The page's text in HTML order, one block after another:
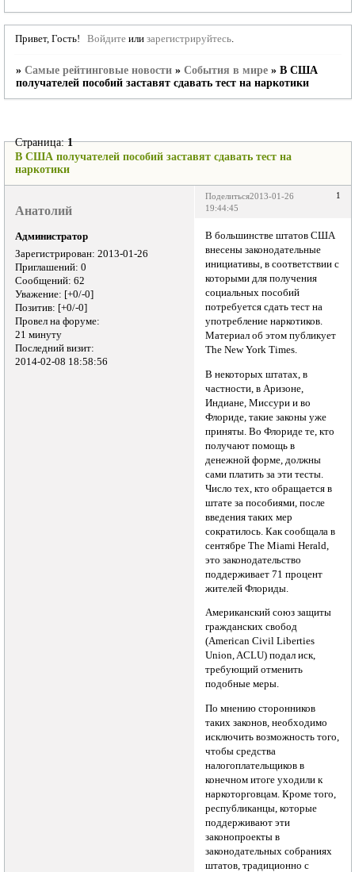
Привет, Гость! Войдитеили зарегистрируйтесь.
» Самые рейтинговые новости » События в мире » В США
получателей пособий заставят сдавать тест на наркотики
В США получателей пособий заставят сдавать тест на
наркотики
Страница:1
Поделиться 1
2013-01-26
19:44:45
Анатолий
Администратор
Зарегистрирован: 2013-01-26
Приглашений: 0
Сообщений: 62
Уважение: [+0/-0]
Позитив: [+0/-0]
Провел на форуме:
21 минуту
Последний визит:
2014-02-08 18:58:56
В большинстве штатов США
внесены законодательные
инициативы, в соответствии с
которыми для получения
социальных пособий
потребуется сдать тест на
употребление наркотиков.
Материал об этом публикует
The New York Times.
В некоторых штатах, в
частности, в Аризоне,
Индиане, Миссури и во
Флориде, такие законы уже
приняты. Во Флориде те, кто
получают помощь в
денежной форме, должны
сами платить за эти тесты.
Число тех, кто обращается в
штате за пособиями, после
введения таких мер
сократилось. Как сообщала в
сентябре The Miami Herald,
это законодательство
поддерживает 71 процент
жителей Флориды.
Американский союз защиты
гражданских свобод
(American Civil Liberties
Union, ACLU) подал иск,
требующий отменить
подобные меры.
По мнению сторонников
таких законов, необходимо
исключить возможность того,
чтобы средства
налогоплательщиков в
конечном итоге уходили к
наркоторговцам. Кроме того,
республиканцы, которые
поддерживают эти
законопроекты в
законодательных собраниях
штатов, традиционно с